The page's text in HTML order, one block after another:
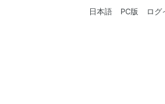
日本語 PC版 ログ